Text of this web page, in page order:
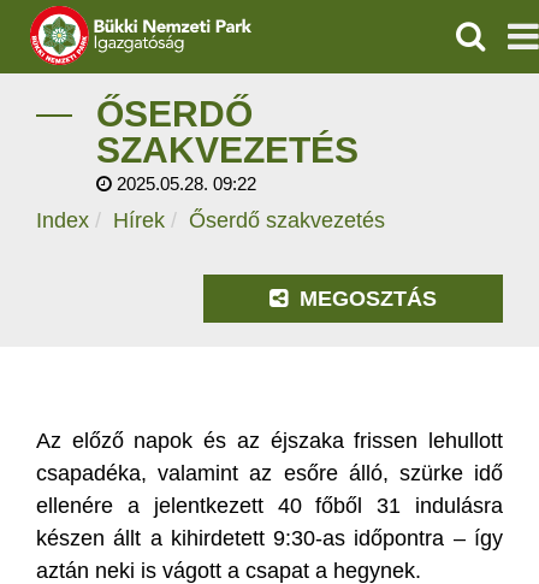
IGAZGATÓSÁG
TERMÉSZETVÉDELEM
VÍZVÉDELEM
KAPCSOLAT
ŐSERDŐ
SZAKVEZETÉS
2025.05.28. 09:22
Index Hírek Őserdő szakvezetés
MEGOSZTÁS
Az előző napok és az éjszaka frissen lehullott
csapadéka, valamint az esőre álló, szürke idő
ellenére a jelentkezett 40 főből 31 indulásra
készen állt a kihirdetett 9:30-as időpontra – így
aztán neki is vágott a csapat a hegynek.